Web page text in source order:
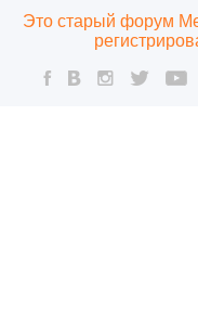
Это старый форум